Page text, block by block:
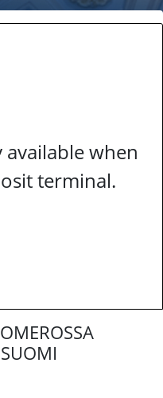
when
terminal.